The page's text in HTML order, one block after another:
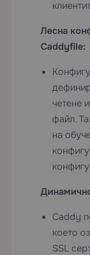
Лесна
Caddyfile:
четене
файл.
на
Caddy
което
SSL